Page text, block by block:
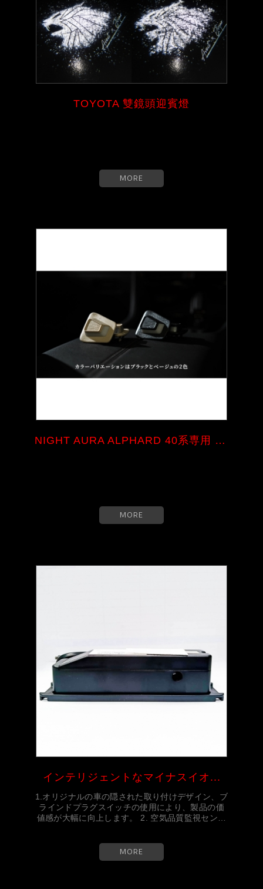
TOYOTA 雙鏡頭迎賓燈
MORE
NIGHT AURA ALPHARD 40系専用 ア...
MORE
インテリジェントなマイナスイオ...
1.オリジナルの車の隠された取り付けデザイン、ブ
ラインドプラグスイッチの使用により、製品の価
値感が大幅に向上します。 2. 空気品質監視センサ
MORE